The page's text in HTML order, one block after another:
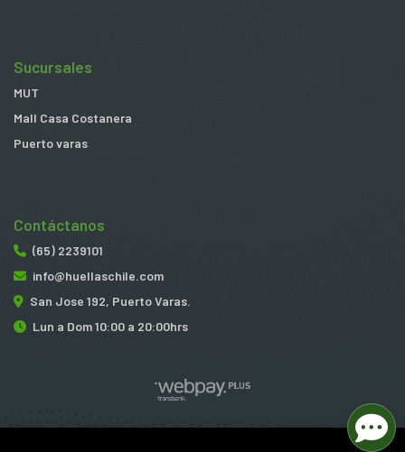
Sucursales
MUT
Mall Casa Costanera
Puerto varas
Contáctanos
(65) 2239101
info@huellaschile.com
San Jose 192, Puerto Varas.
Lun a Dom 10:00 a 20:00hrs